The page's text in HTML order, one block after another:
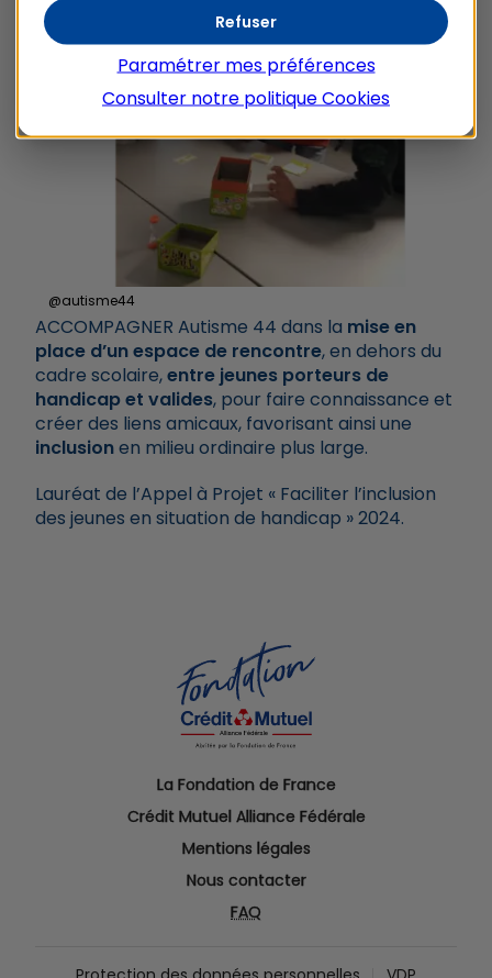
@autisme44️
ACCOMPAGNER Autisme 44 dans la mise en
place d’un espace de rencontre, en dehors du
cadre scolaire,entre jeunes porteurs de
handicap et valides, pour faire connaissance et
créer des liens amicaux, favorisant ainsi une
inclusionen milieu ordinaire plus large.
Lauréat de l’Appel à Projet « Faciliter l’inclusion
des jeunes en situation de handicap » 2024.
La Fondation de France
Crédit Mutuel Alliance Fédérale
Mentions légales
Nous contacter
FAQ
Refuser
Paramétrer mes préférences
Consulter notre politiqueCookies